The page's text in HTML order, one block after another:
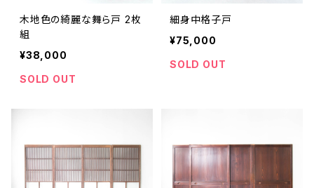
木地色の綺麗な舞ら戸 2枚
組
¥38,000
SOLD OUT
細身中格子戸
¥75,000
SOLD OUT